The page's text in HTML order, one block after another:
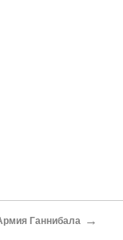
Ганнибала →